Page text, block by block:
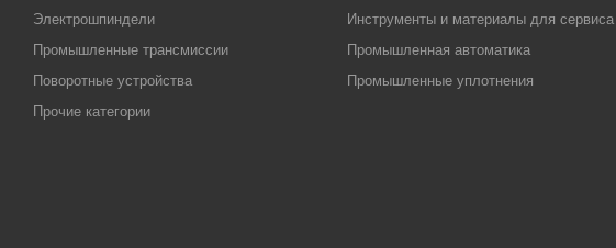
Электрошпиндели
Инструменты и материалы для сервиса
Промышленные трансмиссии
Промышленная автоматика
Поворотные устройства
Промышленные уплотнения
Прочие категории